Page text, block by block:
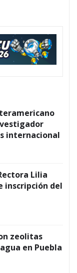
internacional
Lilia
inscripción del
zeolitas
en Puebla